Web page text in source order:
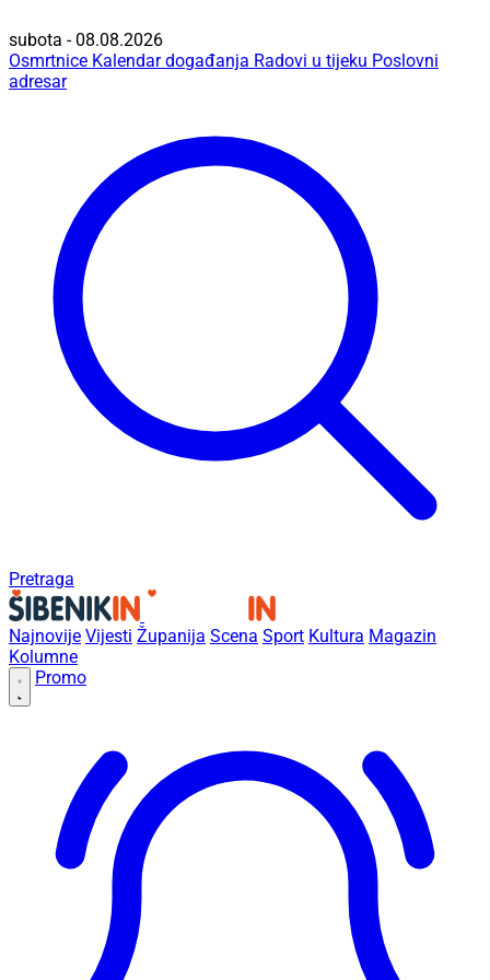
subota - 08.08.2026
Osmrtnice Kalendar događanja Radovi u tijeku Poslovni
adresar
Pretraga
Najnovije Vijesti Županija Scena Sport Kultura Magazin
Kolumne
Promo